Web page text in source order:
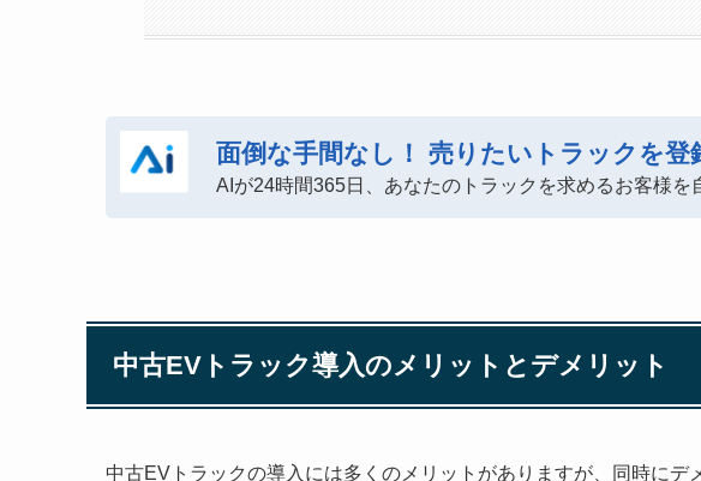
面倒な手間なし！ 売りたいトラックを登
AIが24時間365日、あなたのトラックを求めるお客様を
中古EVトラック導入のメリットとデメリット
中古EVトラックの導入には多くのメリットがありますが、同時にデ